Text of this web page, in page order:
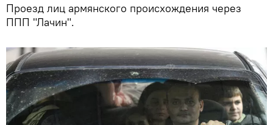
Проезд лиц армянского происхождения через
ППП "Лачин".